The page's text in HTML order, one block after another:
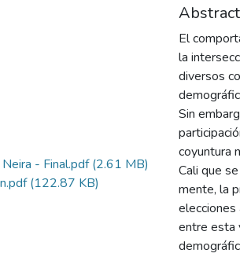
- Final.pdf(2.61 MB)
(122.87 KB)
Abstract
El
la
diversos
Sin
coyuntura
Cali que
mente, la
entre esta